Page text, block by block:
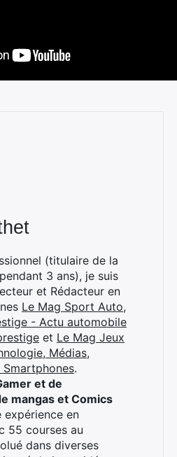
(titulaire de la
3 ans), je suis
et Rédacteur en
Le Mag Sport Auto,
- Actu automobile
et Le Mag Jeux
Médias,
Smartphones.
et de
mangas et Comics
expérience en
55 courses au
dans diverses